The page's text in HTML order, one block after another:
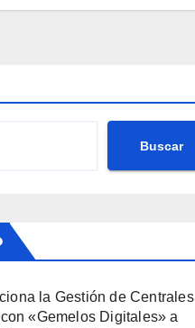
Buscar
la Gestión de Centrales
«Gemelos Digitales» a